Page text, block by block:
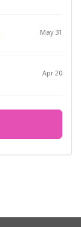
May 31
Apr 20